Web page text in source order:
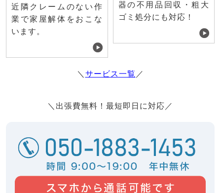
近隣クレームのない作
業で家屋解体をおこな
います。
器の不用品回収・粗大
ゴミ処分にも対応！
＼ サービス一覧 ／
＼出張費無料！最短即日に対応／